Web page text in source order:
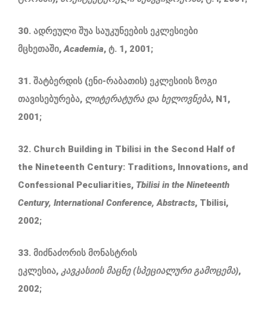
30. ადრეული შუა საუკუნეების ეკლესიები
მცხეთაში,Academia, ტ. 1, 2001;
31. შატბერდის (ენი-რაბათის) ეკლესიის ზოგი
თავისებურება, ლიტერატურა და ხელოვნება, N1,
2001;
32. Church Building in Tbilisi in the Second Half of
the Nineteenth Century: Traditions, Innovations, and
Confessional Peculiarities, Tbilisi in the Nineteenth
Century, International Conference, Abstracts, Tbilisi,
2002;
33. მიძნაძორის მონასტრის
ეკლესია, კავკასიის მაცნე(სპეციალური გამოცემა),
2002;